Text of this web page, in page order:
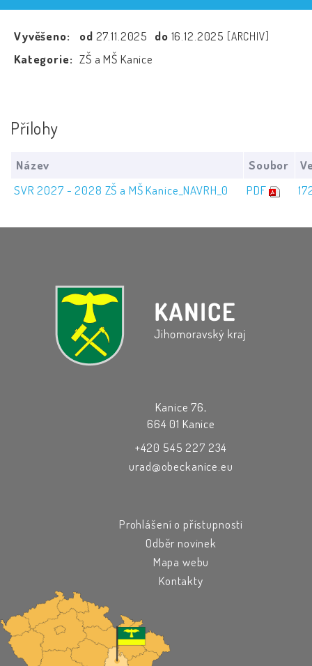
Vyvěšeno: od 27.11.2025 do 16.12.2025 [ARCHIV]
Kategorie: ZŠ a MŠ Kanice
Přílohy
Název Soubor
SVR 2027 - 2028 ZŠ a MŠ Kanice_NAVRH_0
PDF
Kanice 76,
664 01 Kanice
+420 545 227 234
urad@obeckanice.eu
Prohlášení o přístupnosti
Odběr novinek
Mapa webu
Kontakty